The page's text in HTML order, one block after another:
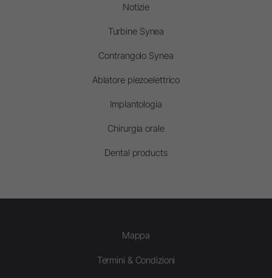
Notizie
Turbine Synea
Contrangolo Synea
Ablatore piezoelettrico
Implantologia
Chirurgia orale
Dental products
Mappa
Termini & Condizioni